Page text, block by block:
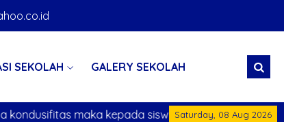
SEKOLAH GALERY SEKOLAH
Saturday, 08 Aug 2026
siswi dilarang melakukan konvoi